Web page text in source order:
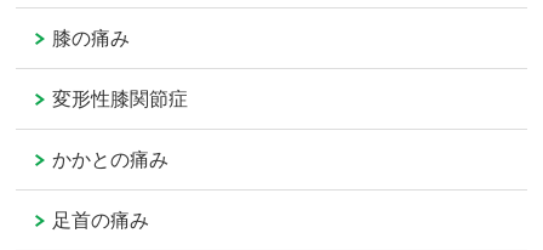
膝の痛み
変形性膝関節症
かかとの痛み
足首の痛み